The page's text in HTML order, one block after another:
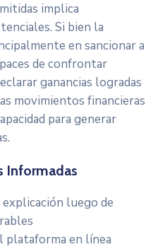
implica
Si bien la
en sancionar a
de confrontar
ganancias logradas
movimientos financieras
para generar
Informadas
luego de
plataforma en línea